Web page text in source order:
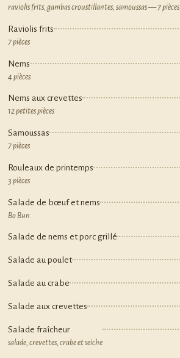
raviolis frits, gambas croustillantes, samoussas — 7 pièces
Raviolis frits
7 pièces
Nems
4 pièces
Nems aux crevettes
12 petites pièces
Samoussas
7 pièces
Rouleaux de printemps
3 pièces
Salade de bœuf et nems
Bo Bun
Salade de nems et porc grillé
Salade au poulet
Salade au crabe
Salade aux crevettes
Salade fraîcheur
salade, crevettes, crabe et seiche